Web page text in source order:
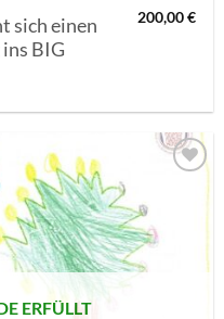
sich einen
BIG
200,00€
AUF MEINE
MERKLISTE
SETZEN
ERFÜLLT